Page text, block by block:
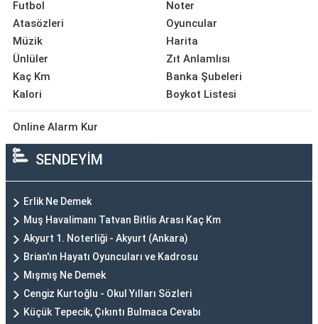
Futbol
Atasözleri
Müzik
Ünlüler
Kaç Km
Kalori
Noter
Oyuncular
Harita
Zıt Anlamlısı
Banka Şubeleri
Boykot Listesi
Online Alarm Kur
SENDEYİM
Erlik Ne Demek
Muş Havalimanı Tatvan Bitlis Arası Kaç Km
Akyurt 1. Noterliği - Akyurt (Ankara)
Brian'ın Hayatı Oyuncuları ve Kadrosu
Mışmış Ne Demek
Cengiz Kurtoğlu - Okul Yılları Sözleri
Küçük Tepecik, Çıkıntı Bulmaca Cevabı